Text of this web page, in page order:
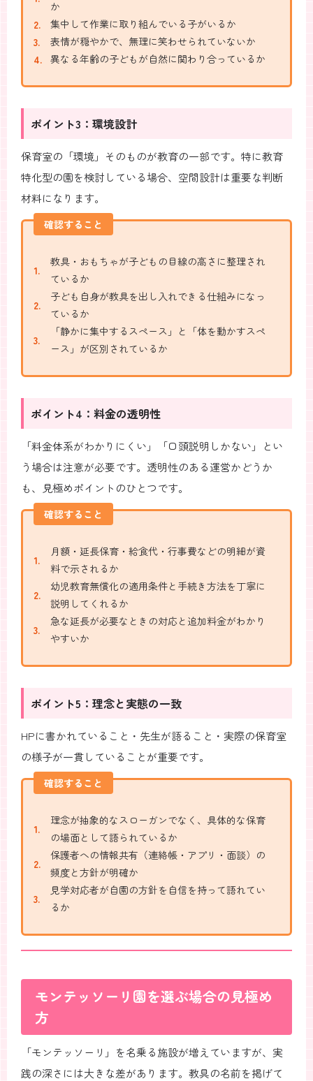
か
集中して作業に取り組んでいる子がいるか
表情が穏やかで、無理に笑わせられていないか
異なる年齢の子どもが自然に関わり合っているか
ポイント3：環境設計
保育室の「環境」そのものが教育の一部です。特に教育
特化型の園を検討している場合、空間設計は重要な判断
材料になります。
確認すること
教具・おもちゃが子どもの目線の高さに整理され
ているか
子ども自身が教具を出し入れできる仕組みになっ
ているか
「静かに集中するスペース」と「体を動かすスペ
ース」が区別されているか
ポイント4：料金の透明性
「料金体系がわかりにくい」「口頭説明しかない」とい
う場合は注意が必要です。透明性のある運営かどうか
も、見極めポイントのひとつです。
確認すること
月額・延長保育・給食代・行事費などの明細が資
料で示されるか
幼児教育無償化の適用条件と手続き方法を丁寧に
説明してくれるか
急な延長が必要なときの対応と追加料金がわかり
やすいか
ポイント5：理念と実態の一致
HPに書かれていること・先生が語ること・実際の保育室
の様子が一貫していることが重要です。
確認すること
理念が抽象的なスローガンでなく、具体的な保育
の場面として語られているか
保護者への情報共有（連絡帳・アプリ・面談）の
頻度と方針が明確か
見学対応者が自園の方針を自信を持って語れてい
るか
モンテッソーリ園を選ぶ場合の見極め
方
「モンテッソーリ」を名乗る施設が増えていますが、実
践の深さには大きな差があります。教具の名前を掲げて